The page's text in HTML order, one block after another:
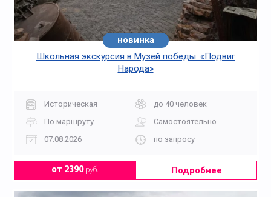
новинка
Школьная экскурсия в Музей победы: «Подвиг
Народа»
Историческая
до 40 человек
По маршруту
Самостоятельно
07.08.2026
по запросу
от 2390руб. Подробнее